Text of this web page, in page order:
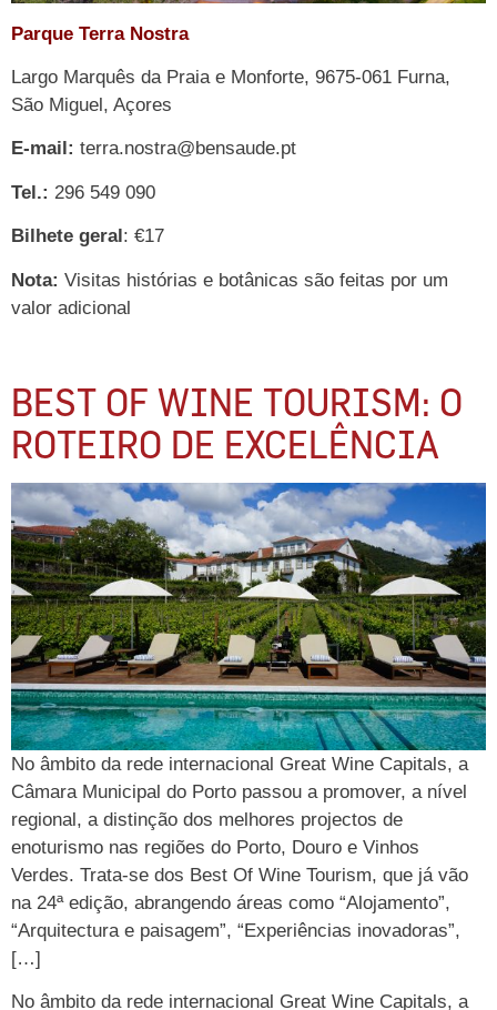
Parque Terra Nostra
Largo Marquês da Praia e Monforte, 9675-061 Furna,
São Miguel, Açores
E-mail: terra.nostra@bensaude.pt
Tel.: 296 549 090
Bilhete geral: €17
Nota: Visitas histórias e botânicas são feitas por um
valor adicional
BEST OF WINE TOURISM: O
ROTEIRO DE EXCELÊNCIA
No âmbito da rede internacional Great Wine Capitals, a
Câmara Municipal do Porto passou a promover, a nível
regional, a distinção dos melhores projectos de
enoturismo nas regiões do Porto, Douro e Vinhos
Verdes. Trata-se dos Best Of Wine Tourism, que já vão
na 24ª edição, abrangendo áreas como “Alojamento”,
“Arquitectura e paisagem”, “Experiências inovadoras”,
[…]
No âmbito da rede internacional Great Wine Capitals, a